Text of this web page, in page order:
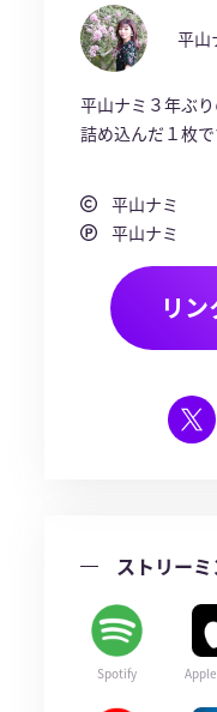
平山
平山ナミ３年ぶ
詰め込んだ１枚で
平山ナミ
平山ナミ
リ
ストリー
Spotify